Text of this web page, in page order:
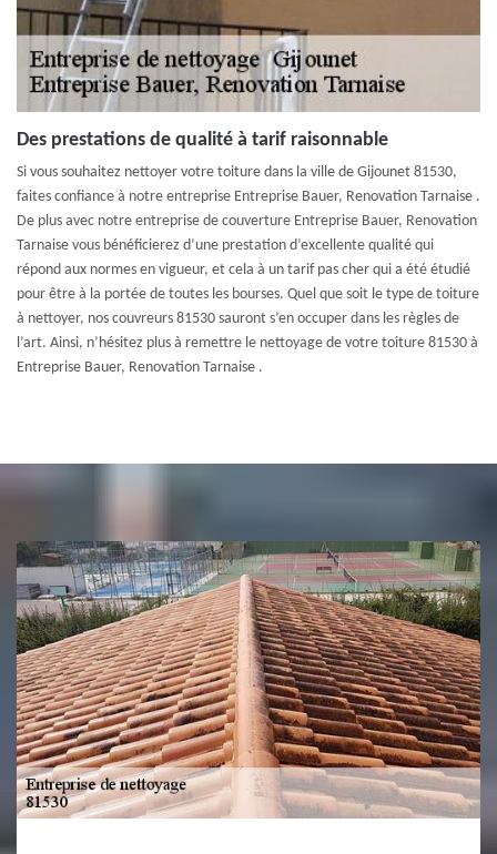
Des prestations de qualité à tarif raisonnable
Si vous souhaitez nettoyer votre toiture dans la ville de Gijounet 81530,
faites confiance à notre entreprise Entreprise Bauer, Renovation Tarnaise .
De plus avec notre entreprise de couverture Entreprise Bauer, Renovation
Tarnaise vous bénéficierez d’une prestation d’excellente qualité qui
répond aux normes en vigueur, et cela à un tarif pas cher qui a été étudié
pour être à la portée de toutes les bourses. Quel que soit le type de toiture
à nettoyer, nos couvreurs 81530 sauront s’en occuper dans les règles de
l’art. Ainsi, n’hésitez plus à remettre le nettoyage de votre toiture 81530 à
Entreprise Bauer, Renovation Tarnaise .